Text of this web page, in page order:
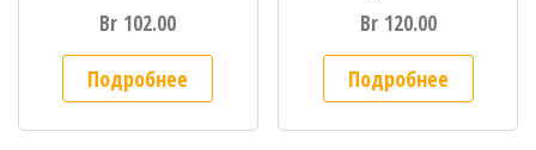
Br 102.00
Подробнее
Br 120.00
Подробнее